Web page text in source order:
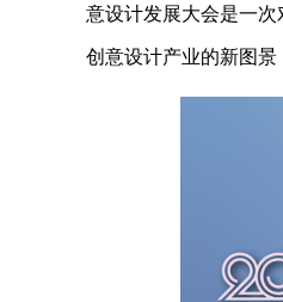
意设计发展大会是一
创意设计产业的新图景